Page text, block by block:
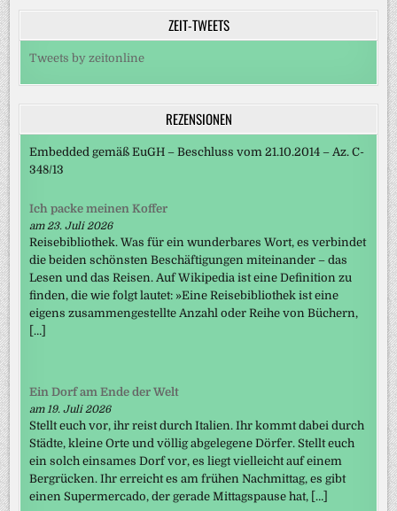
ZEIT-TWEETS
Tweets by zeitonline
REZENSIONEN
Embedded gemäß EuGH – Beschluss vom 21.10.2014 – Az. C-
348/13
Ich packe meinen Koffer
am 23. Juli 2026
Reisebibliothek. Was für ein wunderbares Wort, es verbindet
die beiden schönsten Beschäftigungen miteinander – das
Lesen und das Reisen. Auf Wikipedia ist eine Definition zu
finden, die wie folgt lautet: »Eine Reisebibliothek ist eine
eigens zusammengestellte Anzahl oder Reihe von Büchern,
[…]
Ein Dorf am Ende der Welt
am 19. Juli 2026
Stellt euch vor, ihr reist durch Italien. Ihr kommt dabei durch
Städte, kleine Orte und völlig abgelegene Dörfer. Stellt euch
ein solch einsames Dorf vor, es liegt vielleicht auf einem
Bergrücken. Ihr erreicht es am frühen Nachmittag, es gibt
einen Supermercado, der gerade Mittagspause hat, […]